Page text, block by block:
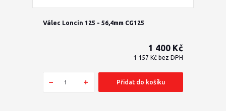
Válec Loncin 125 - 56,4mm CG125
1 400 Kč
1 157 Kč bez DPH
Přidat do košíku